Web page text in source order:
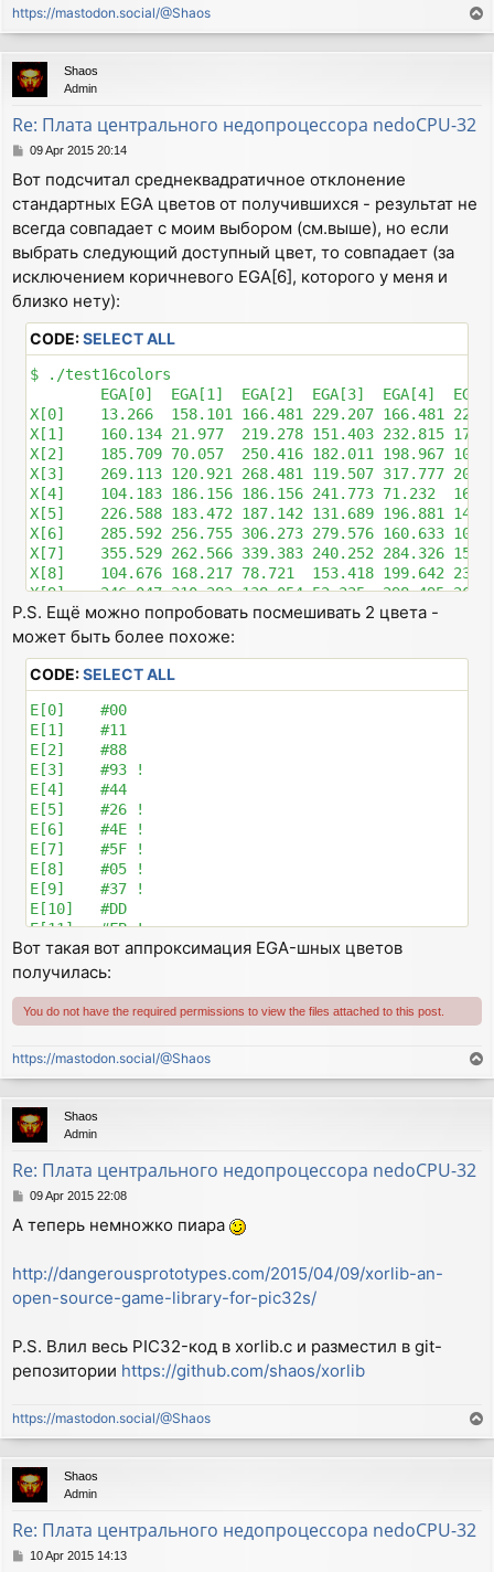
https://mastodon.social/@Shaos
o
p
Shaos
Admin
Re: Плата центрального недопроцессора nedoCPU-32
P
s
t
09 Apr 2015 20:14
Вот подсчитал среднеквадратичное отклонение
стандартных EGA цветов от получившихся - результат не
всегда совпадает с моим выбором (см.выше), но если
выбрать следующий доступный цвет, то совпадает (за
исключением коричневого EGA[6], которого у меня и
близко нету):
CODE:SELECT ALL
$ ./test16colors
EGA[0]  EGA[1]  EGA[2]  EGA[3]  EGA[4]
X[0]    13.266  158.101 166.481 229.207 166.481
X[1]    160.134 21.977  219.278 151.403 232.815
X[2]    185.709 70.057  250.416 182.011 198.967
X[3]    269.113 120.921 268.481 119.507 317.777
X[4]    104.183 186.156 186.156 241.773 71.232
X[5]    226.588 183.472 187.142 131.689 196.881
X[6]    285.592 256.755 306.273 279.576 160.633
X[7]    355.529 262.566 339.383 240.252 284.326
X[8]    104.676 168.217 78.721  153.418 199.642
X[9]    246.047 210.283 138.054 52.335  298.495
X[10]   222.358 189.322 181.997 139.725 187.518
X[11]   315.560 206.053 254.083 86.244  351.252
X[13]   287.251 284.276 159.352 153.925 277.007
X[14]   320.326 326.112 263.873 270.867 213.282
P.S. Ещё можно попробовать посмешивать 2 цвета -
может быть более похоже:
CODE:SELECT ALL
E[0]    #00
E[1]    #11
E[2]    #88
E[3]    #93 !
E[4]    #44
E[5]    #26 !
E[6]    #4E !
E[7]    #5F !
E[8]    #05 !
E[9]    #37 !
E[10]   #DD
E[11]   #FB !
E[12]   #6E !
E[13]   #77
Вот такая вот аппроксимация EGA-шных цветов
получилась:
You do not have the required permissions to view the files attached to this post.
https://mastodon.social/@Shaos
o
p
Shaos
Admin
Re: Плата центрального недопроцессора nedoCPU-32
P
s
09 Apr 2015 22:08
А теперь немножко пиара
http://dangerousprototypes.com/2015/04/09/xorlib-an-
open-source-game-library-for-pic32s/
P.S. Влил весь PIC32-код в xorlib.c и разместил в git-
репозитории https://github.com/shaos/xorlib
https://mastodon.social/@Shaos
o
p
Shaos
Admin
Re: Плата центрального недопроцессора nedoCPU-32
P10 Apr 2015 14:13